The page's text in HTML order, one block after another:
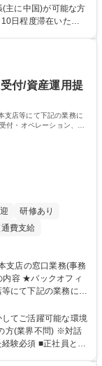
を行っています。企
セスにおいて、生産
での品質チェック、
主に中国)が可能な方
日程度滞在いただ
センス元を含む社内
衝は営業担当がメイ
付/資産運用提
店等にて下記の業務に
付・オペレーション、お
研修あり
費支給
にて下記の業務に従
等の受付・オペレ
業務紹介：ご応募前
career/circle/
てご活躍可能な環境
方(業界不問) ※対話
社員とし